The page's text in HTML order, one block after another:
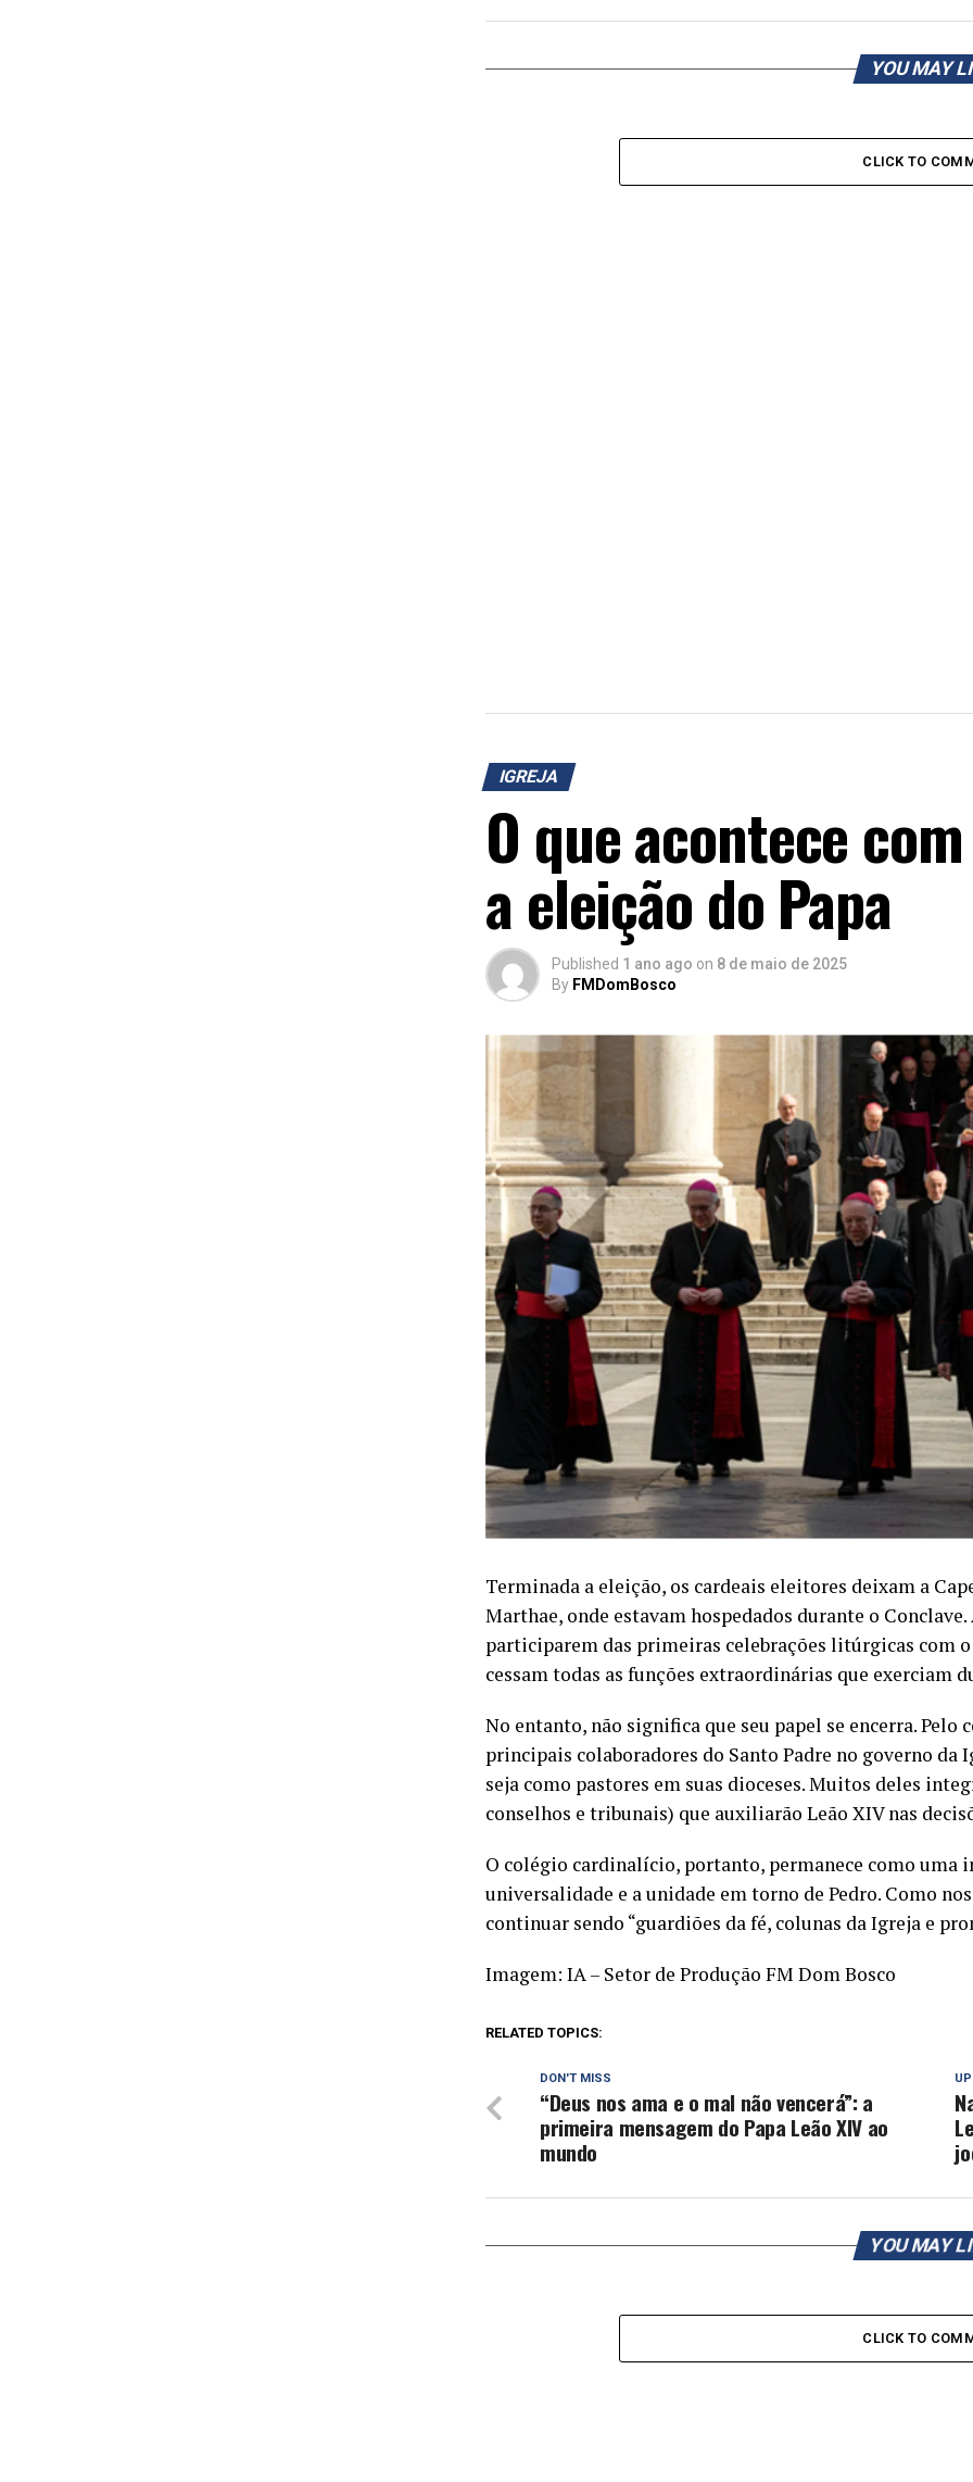
YOU MAY
CLICK TO
IGREJA
O que acontece
a eleição do Papa
Published 1 ano ago on 8 de maio de 2025
By FMDomBosco
Terminada a eleição, os cardeais eleitores deixam a
Marthae, onde estavam hospedados durante o
participarem das primeiras celebrações litúrgicas com
cessam todas as funções extraordinárias que exerciam
No entanto, não significa que seu papel se encerra.
principais colaboradores do Santo Padre no governo da
seja como pastores em suas dioceses. Muitos deles
conselhos e tribunais) que auxiliarão Leão XIV nas
O colégio cardinalício, portanto, permanece como uma
universalidade e a unidade em torno de Pedro. Como
continuar sendo “guardiões da fé, colunas da Igreja e
Imagem: IA – Setor de Produção FM Dom Bosco
RELATED TOPICS:
DON'T MISS
“Deus nos ama e o mal não vencerá”: a
primeira mensagem do Papa Leão XIV ao
mundo
YOU MAY
CLICK TO